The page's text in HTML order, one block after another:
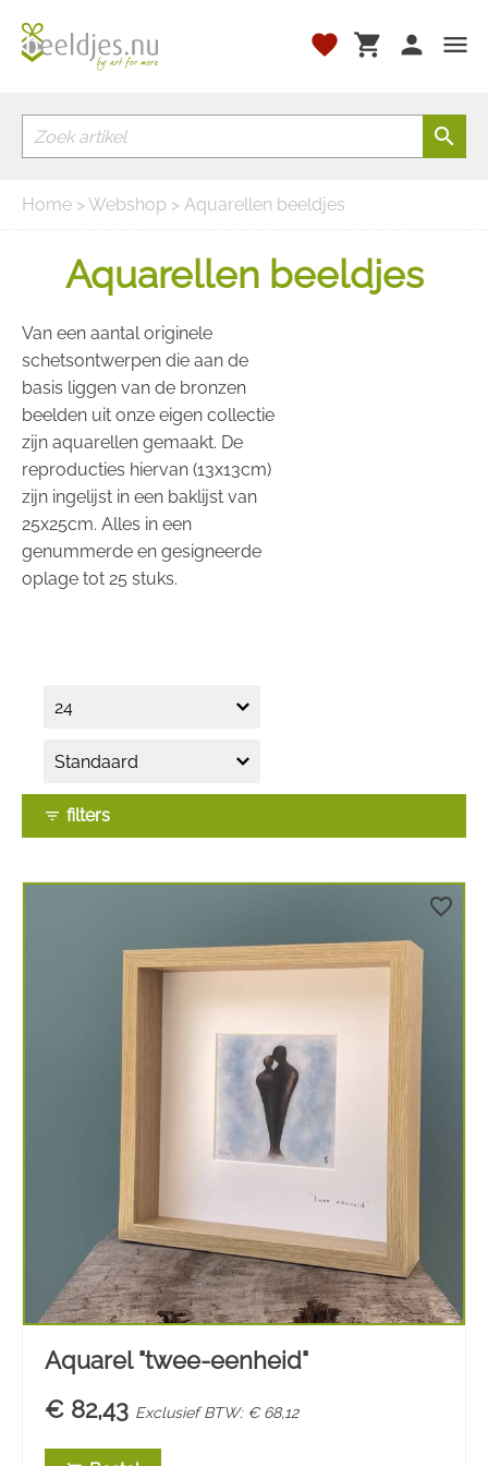
menu
favorite shopping_cart person
search
Home > Webshop > Aquarellen beeldjes
Aquarellen beeldjes
Van een aantal originele
schetsontwerpen die aan de
basis liggen van de bronzen
beelden uit onze eigen collectie
zijn aquarellen gemaakt. De
reproducties hiervan (13x13cm)
zijn ingelijst in een baklijst van
25x25cm. Alles in een
genummerde en gesigneerde
oplage tot 25 stuks.
filter_list filters
favorite_border
Aquarel "twee-eenheid"
€ 82,43 Exclusief BTW: € 68,12